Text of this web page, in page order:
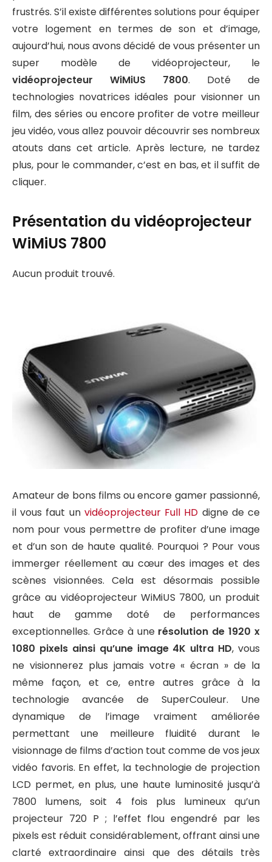
frustrés. S’il existe différentes solutions pour équiper
votre logement en termes de son et d’image,
aujourd’hui, nous avons décidé de vous présenter un
super modèle de vidéoprojecteur, le
vidéoprojecteur WiMiUS 7800. Doté de
technologies novatrices idéales pour visionner un
film, des séries ou encore profiter de votre meilleur
jeu vidéo, vous allez pouvoir découvrir ses nombreux
atouts dans cet article. Après lecture, ne tardez
plus, pour le commander, c’est en bas, et il suffit de
cliquer.
Présentation du vidéoprojecteur
WiMiUS 7800
Aucun produit trouvé.
Amateur de bons films ou encore gamer passionné,
il vous faut un vidéoprojecteur Full HD digne de ce
nom pour vous permettre de profiter d’une image
et d’un son de haute qualité. Pourquoi ? Pour vous
immerger réellement au cœur des images et des
scènes visionnées. Cela est désormais possible
grâce au vidéoprojecteur WiMiUS 7800, un produit
haut de gamme doté de performances
exceptionnelles. Grâce à une résolution de 1920 x
1080 pixels ainsi qu’une image 4K ultra HD, vous
ne visionnerez plus jamais votre « écran » de la
même façon, et ce, entre autres grâce à la
technologie avancée de SuperCouleur. Une
dynamique de l’image vraiment améliorée
permettant une meilleure fluidité durant le
visionnage de films d’action tout comme de vos jeux
vidéo favoris. En effet, la technologie de projection
LCD permet, en plus, une haute luminosité jusqu’à
7800 lumens, soit 4 fois plus lumineux qu’un
projecteur 720 P ; l’effet flou engendré par les
pixels est réduit considérablement, offrant ainsi une
clarté extraordinaire ainsi que des détails très